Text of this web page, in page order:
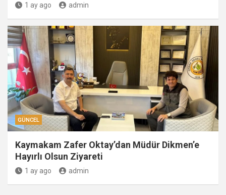
1 ay ago admin
GÜNCEL
Kaymakam Zafer Oktay’dan Müdür Dikmen’e
Hayırlı Olsun Ziyareti
1 ay ago admin